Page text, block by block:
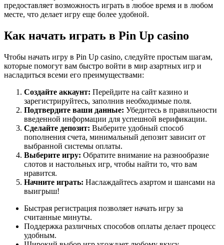
предоставляет возможность играть в любое время и в любом
месте, что делает игру еще более удобной.
Как начать играть в Pin Up casino
Чтобы начать игру в Pin Up casino, следуйте простым шагам,
которые помогут вам быстро войти в мир азартных игр и
насладиться всеми его преимуществами:
Создайте аккаунт: Перейдите на сайт казино и
зарегистрируйтесь, заполнив необходимые поля.
Подтвердите ваши данные: Убедитесь в правильности
введенной информации для успешной верификации.
Сделайте депозит: Выберите удобный способ
пополнения счета, минимальный депозит зависит от
выбранной системы оплаты.
Выберите игру: Обратите внимание на разнообразие
слотов и настольных игр, чтобы найти то, что вам
нравится.
Начните играть: Наслаждайтесь азартом и шансами на
выигрыш!
Быстрая регистрация позволяет начать игру за
считанные минуты.
Поддержка различных способов оплаты делает процесс
удобным.